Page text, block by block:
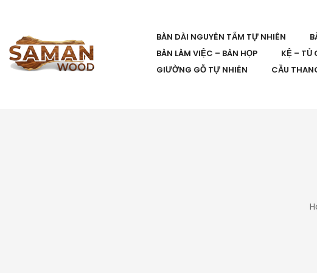
BÀN DÀI NGUYÊN TẤM TỰ NHIÊN
BÀN LÀM VIỆC – BÀN HỌP
KỆ – TỦ
GIƯỜNG GỖ TỰ NHIÊN
CẦU